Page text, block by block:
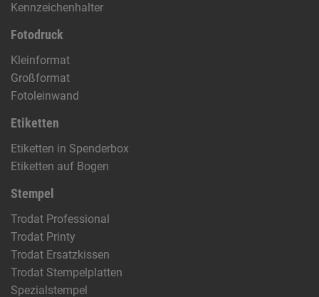
Kennzeichenhalter
Fotodruck
Kleinformat
Großformat
Fotoleinwand
Etiketten
Etiketten in Spenderbox
Etiketten auf Bogen
Stempel
Trodat Professional
Trodat Printy
Trodat Ersatzkissen
Trodat Stempelplatten
Spezialstempel